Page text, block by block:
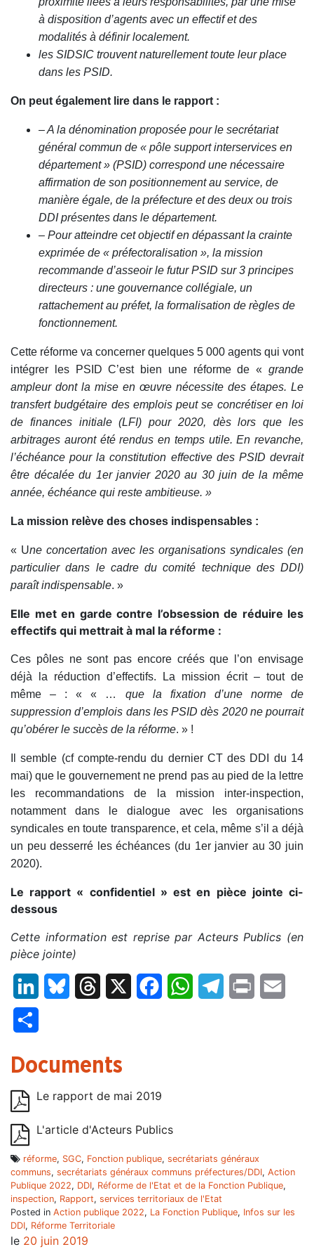
à disposition d’agents avec un effectif et des
modalités à définir localement.
les SIDSIC trouvent naturellement toute leur place
dans les PSID.
On peut également lire dans le rapport :
– A la dénomination proposée pour le secrétariat
général commun de « pôle support interservices en
département » (PSID) correspond une nécessaire
affirmation de son positionnement au service, de
manière égale, de la préfecture et des deux ou trois
DDI présentes dans le département.
– Pour atteindre cet objectif en dépassant la crainte
exprimée de « préfectoralisation », la mission
recommande d’asseoir le futur PSID sur 3 principes
directeurs : une gouvernance collégiale, un
rattachement au préfet, la formalisation de règles de
fonctionnement.
Cette réforme va concerner quelques 5 000 agents qui vont
intégrer les PSID C’est bien une réforme de « grande
ampleur dont la mise en œuvre nécessite des étapes. Le
transfert budgétaire des emplois peut se concrétiser en loi
de finances initiale (LFI) pour 2020, dès lors que les
arbitrages auront été rendus en temps utile. En revanche,
l’échéance pour la constitution effective des PSID devrait
être décalée du 1er janvier 2020 au 30 juin de la même
année, échéance qui reste ambitieuse. »
La mission relève des choses indispensables :
« Une concertation avec les organisations syndicales (en
particulier dans le cadre du comité technique des DDI)
paraît indispensable. »
Elle met en garde contre l’obsession de réduire les
effectifs qui mettrait à mal la réforme :
Ces pôles ne sont pas encore créés que l’on envisage
déjà la réduction d’effectifs. La mission écrit – tout de
même – : « « … que la fixation d’une norme de
suppression d’emplois dans les PSID dès 2020 ne pourrait
qu’obérer le succès de la réforme. » !
Il semble (cf compte-rendu du dernier CT des DDI du 14
mai) que le gouvernement ne prend pas au pied de la lettre
les recommandations de la mission inter-inspection,
notamment dans le dialogue avec les organisations
syndicales en toute transparence, et cela, même s’il a déjà
un peu desserré les échéances (du 1er janvier au 30 juin
2020).
Le rapport « confidentiel » est en pièce jointe ci-
dessous
Cette information est reprise par Acteurs Publics (en
pièce jointe)
LinkedInBluesky Threads FacebookWhatsAppTelegram
Print
Documents
Le rapport de mai 2019
L'article d'Acteurs Publics
réforme, SGC, Fonction publique, secrétariats généraux
communs, secrétariats généraux communs préfectures/DDI, Action
Publique 2022, DDI, Réforme de l'Etat et de la Fonction Publique,
inspection, Rapport, services territoriaux de l'Etat
Posted in Action publique 2022, La Fonction Publique, Infos sur les
DDI, Réforme Territoriale
le 20 juin 2019